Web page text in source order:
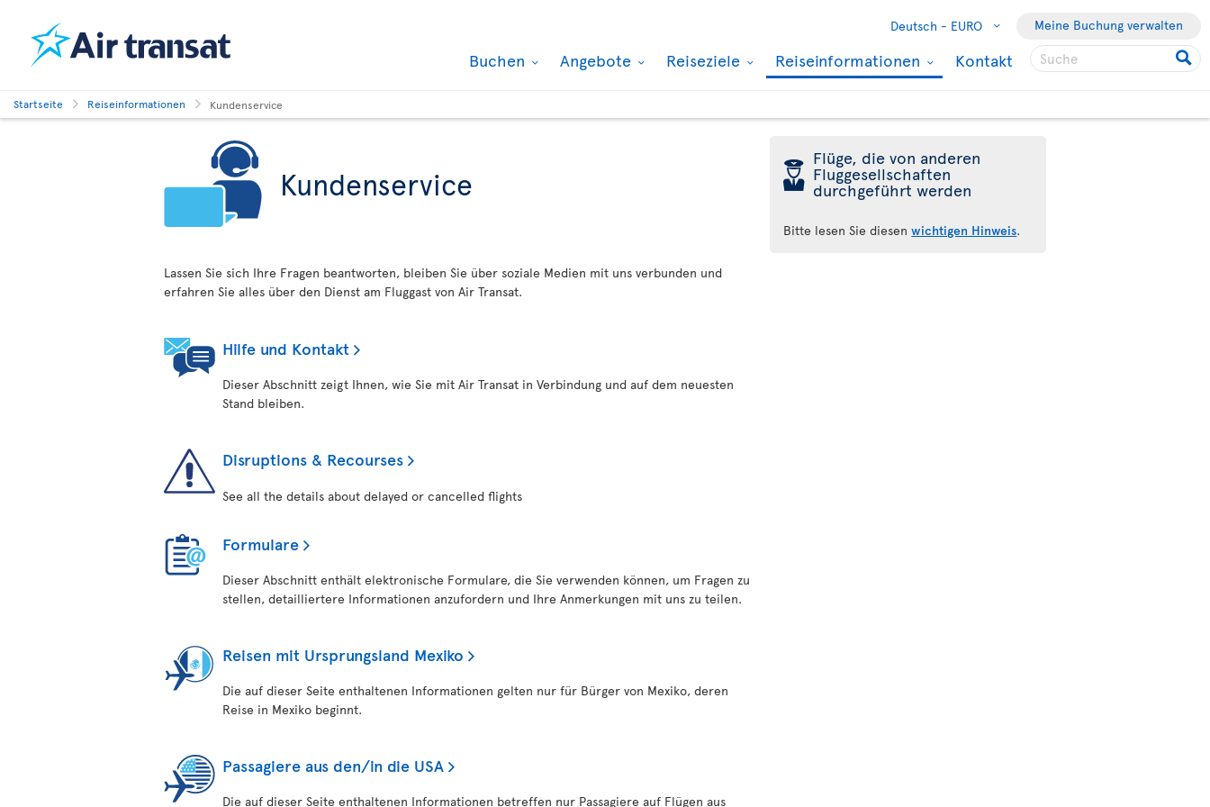
Deutsch - EURO Meine Buchung verwalten
Buchen Angebote Reiseziele Reiseinformationen Kontakt
Startseite Reiseinformationen Kundenservice
Kundenservice
Lassen Sie sich Ihre Fragen beantworten, bleiben Sie über soziale Medien mit uns verbunden und
erfahren Sie alles über den Dienst am Fluggast von Air Transat.
Hilfe und Kontakt
Dieser Abschnitt zeigt Ihnen, wie Sie mit Air Transat in Verbindung und auf dem neuesten
Stand bleiben.
Disruptions & Recourses
See all the details about delayed or cancelled flights
Formulare
Dieser Abschnitt enthält elektronische Formulare, die Sie verwenden können, um Fragen zu
stellen, detailliertere Informationen anzufordern und Ihre Anmerkungen mit uns zu teilen.
Reisen mit Ursprungsland Mexiko
Die auf dieser Seite enthaltenen Informationen gelten nur für Bürger von Mexiko, deren
Reise in Mexiko beginnt.
Passagiere aus den/in die USA
Die auf dieser Seite enthaltenen Informationen betreffen nur Passagiere auf Flügen aus
þ Flüge, die von anderen
Fluggesellschaften
durchgeführt werden
Bitte lesen Sie diesenwichtigen Hinweis.